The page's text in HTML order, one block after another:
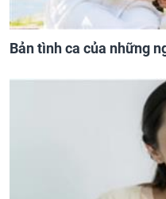
Bản tình ca của những